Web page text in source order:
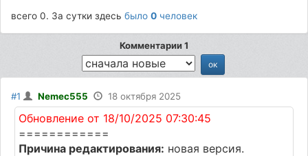
всего 0. За сутки здесьбыло0 человек
Комментарии 1
#1 Nemec555 18 октября 2025
Обновление от 18/10/2025 07:30:45
============
Причина редактирования: новая версия.